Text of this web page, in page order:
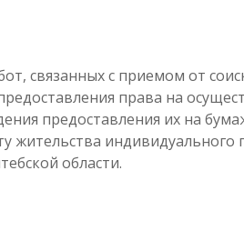
связанных с приемом от
права на
предоставления их на
жительства
области.